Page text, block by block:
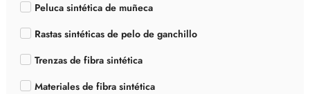
Peluca sintética de muñeca
Rastas sintéticas de pelo de ganchillo
Trenzas de fibra sintética
Materiales de fibra sintética